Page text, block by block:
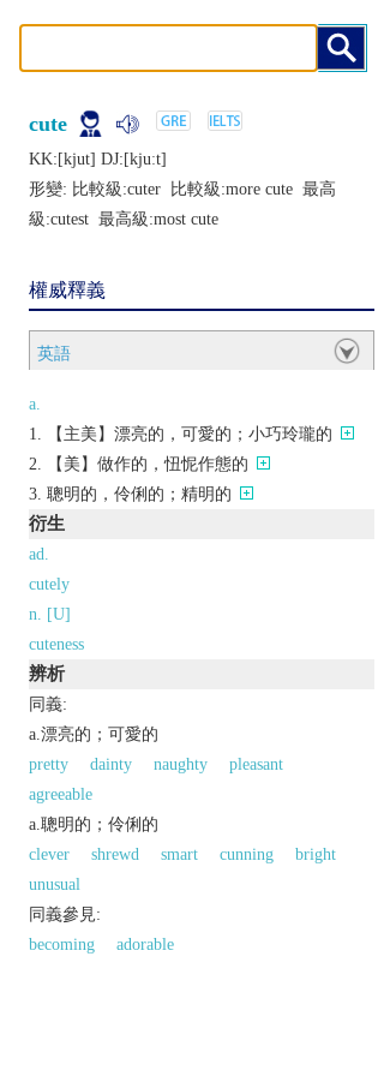
cute
KK:[kjut] DJ:[kjuːt]
形變: 比較級:cuter 比較級:more cute 最高
級:cutest 最高級:most cute
權威釋義
英語
a.
【主美】漂亮的，可愛的；小巧玲瓏的
【美】做作的，忸怩作態的
聰明的，伶俐的；精明的
衍生
ad.
cutely
n. [U]
cuteness
辨析
同義:
a.漂亮的；可愛的
pretty
dainty naughty
pleasant
agreeable
a.聰明的；伶俐的
clever
shrewd smart cunning
bright
unusual
同義參見:
becoming
adorable